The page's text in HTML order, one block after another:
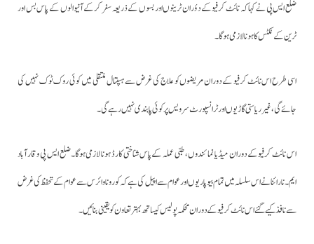
ضلع ایس پی نے کہا کہ نائٹ کرفیو کے دؤران ٹرینوں اور بسوں کے ذریعہ سفر کرکے آنیوالوں کے پاس بس اور
ٹرین کے ٹکٹس کاہونا لازمی ہوگا۔
اسی طرح اس نائٹ کرفیو کے دوران مریضوں کو علاج کی غرض سے ہسپتال منتقلی میں کوئی روک ٹوک نہیں کی
جائے گی،غیر ریاستی گاڑیوں اور ٹرانسپورٹ سرویس پر کوئی پابندی نہیں رہے گی۔
اس نائٹ کرفیو کے دوران میڈیا نمائندوں، طبی عملہ کے پاس شناختی کارڈ ہونا لازمی ہوگا۔ضلع ایس پی وقارآباد
ایم۔ نارائنا نے اس سلسلہ میں تمام بیوپاریوں اور عوام سے اپیل کی ہے کہ کورونا وائرس سے عوام کے تحفظ کی غرض
سے نافذ کیے گئے اس نائٹ کرفیو کے دوران محکمہ پولیس کیساتھ بہتر تعاون کو یقینی بنائیں۔